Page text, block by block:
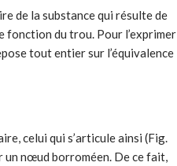
de la substance qui résulte de
fonction du trou. Pour l’exprimer
tout entier sur l’équivalence
celui qui s’articule ainsi (Fig.
un nœud borroméen. De ce fait,